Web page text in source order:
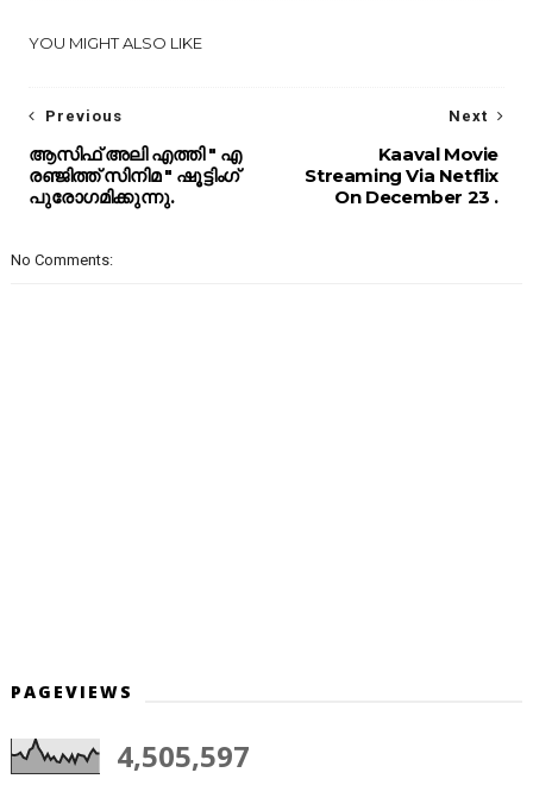
YOU MIGHT ALSO LIKE
Next
Kaaval Movie
Streaming Via Netflix
On December 23 .
Previous
ആസിഫ് അലി എത്തി " എ
രഞ്ജിത്ത് സിനിമ " ഷൂട്ടിംഗ്
പുരോഗമിക്കുന്നു.
No Comments:
PAGEVIEWS
4,505,597